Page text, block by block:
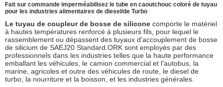
Fait sur commande imperméabilisez le tube en caoutchouc coloré de tuyau
pour les industries alimentaires de diesel/de Turbo
Le tuyau de coupleur de bosse de silicone comporte le matériel
à hautes températures renforcé à plusieurs fils, pour lequel le
rassemblement ou dépassent des tuyaux d'accouplement de bosse
de silicium de SAEJ20 Standard.ORK sont employés par des
professionnels dans les industries telles que la haute performance
emballant les véhicules, le camion commercial et l'autobus, la
marine, agricoles et outre des véhicules de route, le diesel de
turbo, la nourriture et la boisson, et les industries générales.